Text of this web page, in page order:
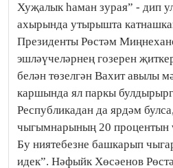
Хуҗалык һаман зурая” - дип
ахырында утырышта
Президенты Рөстәм
эшләүчеләрнең гозерен
белән төзелгән Вахит авылы
каршында ял паркы
Республикадан да ярдәм
чыгымнарының 20 процентын
Бу ниятебезне башкарып
идек”. Нәфыйк Хөсәенов